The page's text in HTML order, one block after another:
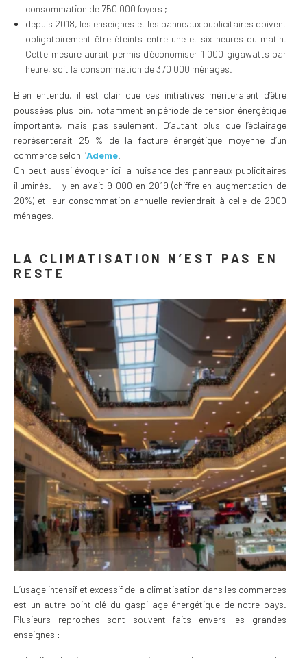
consommation de 750 000 foyers ;
depuis 2018, les enseignes et les panneaux publicitaires doivent
obligatoirement être éteints entre une et six heures du matin.
Cette mesure aurait permis d’économiser 1 000 gigawatts par
heure, soit la consommation de 370 000 ménages.
Bien entendu, il est clair que ces initiatives mériteraient d’être
poussées plus loin, notamment en période de tension énergétique
importante, mais pas seulement. D’autant plus que l’éclairage
représenterait 25 % de la facture énergétique moyenne d’un
commerce selon l’Ademe
On peut aussi évoquer ici la nuisance des panneaux publicitaires
illuminés. Il y en avait 9 000 en 2019 (chiffre en augmentation de
20%) et leur consommation annuelle reviendrait à celle de 2000
ménages.
LA CLIMATISATION N’EST PAS EN
RESTE
L’usage intensif et excessif de la climatisation dans les commerces
est un autre point clé du gaspillage énergétique de notre pays.
Plusieurs reproches sont souvent faits envers les grandes
enseignes :